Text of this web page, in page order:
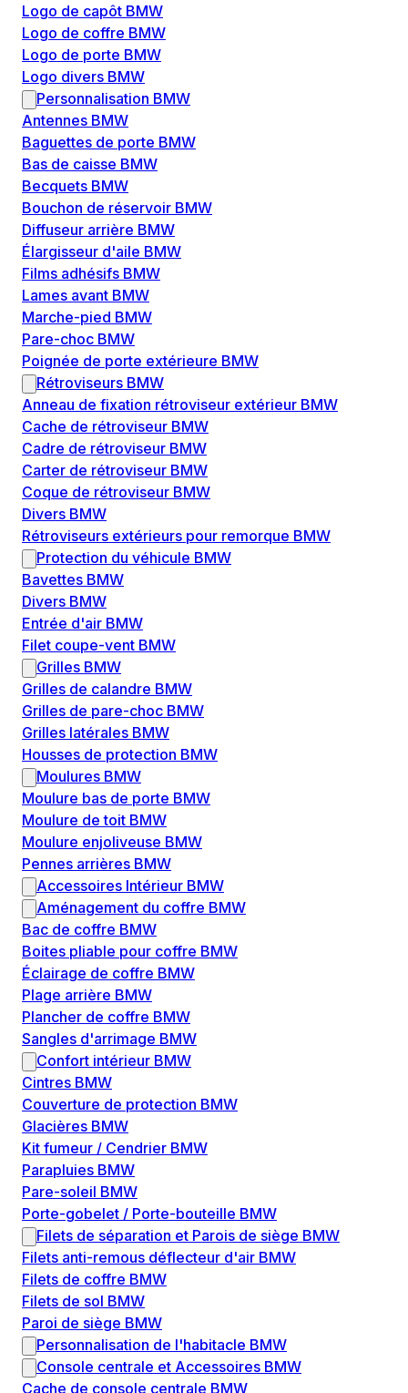
Logo de capôt BMW
Logo de coffre BMW
Logo de porte BMW
Logo divers BMW
Personnalisation BMW
Antennes BMW
Baguettes de porte BMW
Bas de caisse BMW
Becquets BMW
Bouchon de réservoir BMW
Diffuseur arrière BMW
Élargisseur d'aile BMW
Films adhésifs BMW
Lames avant BMW
Marche-pied BMW
Pare-choc BMW
Poignée de porte extérieure BMW
Rétroviseurs BMW
Anneau de fixation rétroviseur extérieur BMW
Cache de rétroviseur BMW
Cadre de rétroviseur BMW
Carter de rétroviseur BMW
Coque de rétroviseur BMW
Divers BMW
Rétroviseurs extérieurs pour remorque BMW
Protection du véhicule BMW
Bavettes BMW
Divers BMW
Entrée d'air BMW
Filet coupe-vent BMW
Grilles BMW
Grilles de calandre BMW
Grilles de pare-choc BMW
Grilles latérales BMW
Housses de protection BMW
Moulures BMW
Moulure bas de porte BMW
Moulure de toit BMW
Moulure enjoliveuse BMW
Pennes arrières BMW
Accessoires Intérieur BMW
Aménagement du coffre BMW
Bac de coffre BMW
Boites pliable pour coffre BMW
Éclairage de coffre BMW
Plage arrière BMW
Plancher de coffre BMW
Sangles d'arrimage BMW
Confort intérieur BMW
Cintres BMW
Couverture de protection BMW
Glacières BMW
Kit fumeur / Cendrier BMW
Parapluies BMW
Pare-soleil BMW
Porte-gobelet / Porte-bouteille BMW
Filets de séparation et Parois de siège BMW
Filets anti-remous déflecteur d'air BMW
Filets de coffre BMW
Filets de sol BMW
Paroi de siège BMW
Personnalisation de l'habitacle BMW
Console centrale et Accessoires BMW
Cache de console centrale BMW